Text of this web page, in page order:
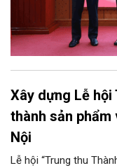
Xây dựng Lễ hội
thành sản
Nội
Lễ hội “Trung thu